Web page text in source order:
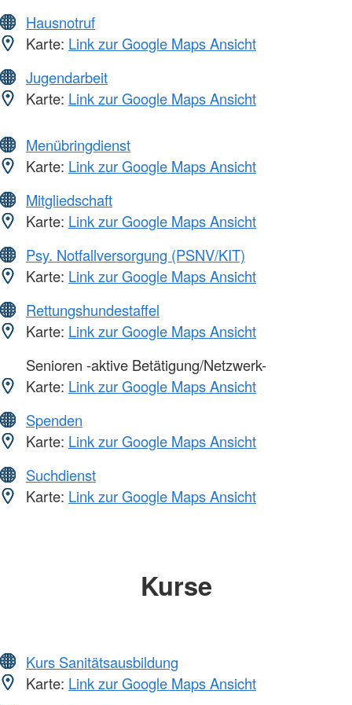
Hausnotruf
Karte: Link zur Google Maps Ansicht
Jugendarbeit
Karte: Link zur Google Maps Ansicht
Menübringdienst
Karte: Link zur Google Maps Ansicht
Mitgliedschaft
Karte: Link zur Google Maps Ansicht
Psy. Notfallversorgung (PSNV/KIT)
Karte: Link zur Google Maps Ansicht
Rettungshundestaffel
Karte: Link zur Google Maps Ansicht
Senioren -aktive Betätigung/Netzwerk-
Karte: Link zur Google Maps Ansicht
Spenden
Karte: Link zur Google Maps Ansicht
Suchdienst
Karte: Link zur Google Maps Ansicht
Kurse
Kurs Sanitätsausbildung
Karte: Link zur Google Maps Ansicht